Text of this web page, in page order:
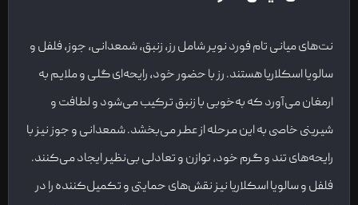
نت‌های میانی تام فورد نویر شامل رز، زنبق، شمعدانی، جوز، فلفل و
سالویا اسکلاریا هستند. رز با حضور خود، رایحه‌ای گلی و ملایم به
ارمغان می‌آورد که به‌خوبی با زنبق ترکیب می‌شود و لطافت و
شیرینی خاصی به این مرحله از عطر می‌بخشد. شمعدانی و جوز نیز با
رایحه‌های تند و گرم خود، توازن و تعادلی بی‌نظیر ایجاد می‌کنند.
فلفل و سالویا اسکلاریا نیز نقش‌های حمایتی و تکمیل‌کننده را در